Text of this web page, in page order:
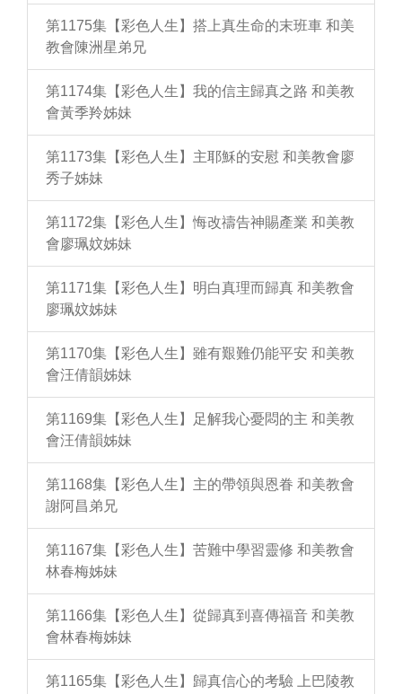
第1175集【彩色人生】搭上真生命的末班車 和美
教會陳洲星弟兄
第1174集【彩色人生】我的信主歸真之路 和美教
會黃季羚姊妹
第1173集【彩色人生】主耶穌的安慰 和美教會廖
秀子姊妹
第1172集【彩色人生】悔改禱告神賜產業 和美教
會廖珮妏姊妹
第1171集【彩色人生】明白真理而歸真 和美教會
廖珮妏姊妹
第1170集【彩色人生】雖有艱難仍能平安 和美教
會汪倩韻姊妹
第1169集【彩色人生】足解我心憂悶的主 和美教
會汪倩韻姊妹
第1168集【彩色人生】主的帶領與恩眷 和美教會
謝阿昌弟兄
第1167集【彩色人生】苦難中學習靈修 和美教會
林春梅姊妹
第1166集【彩色人生】從歸真到喜傳福音 和美教
會林春梅姊妹
第1165集【彩色人生】歸真信心的考驗 上巴陵教